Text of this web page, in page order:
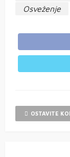
Osveženje
OSTAVITE